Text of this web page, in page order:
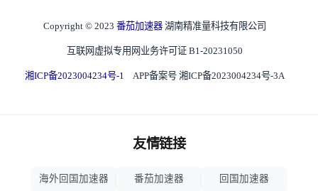
Copyright © 2023 番茄加速器 湖南精准量科技有限公司
互联网虚拟专用网业务许可证 B1-20231050
湘ICP备2023004234号-1 APP备案号 湘ICP备2023004234号-3A
友情链接
海外回国加速器 番茄加速器 回国加速器